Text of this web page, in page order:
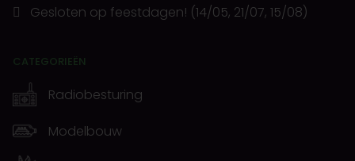
Gesloten op feestdagen! (14/05, 21/07, 15/08)
CATEGORIEËN
Radiobesturing
Modelbouw